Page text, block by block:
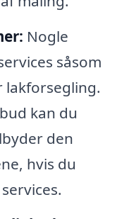
Nogle
såsom
lakforsegling.
kan du
den
hvis du